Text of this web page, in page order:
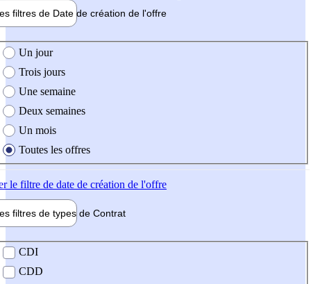
filtres de Date de création de l'offre
création de l'offre
Un jour
Trois jours
Une semaine
Deux semaines
Un mois
Toutes les offres
le filtre de date de création de l'offre
filtres de types de Contrat
contrat
CDI
CDD